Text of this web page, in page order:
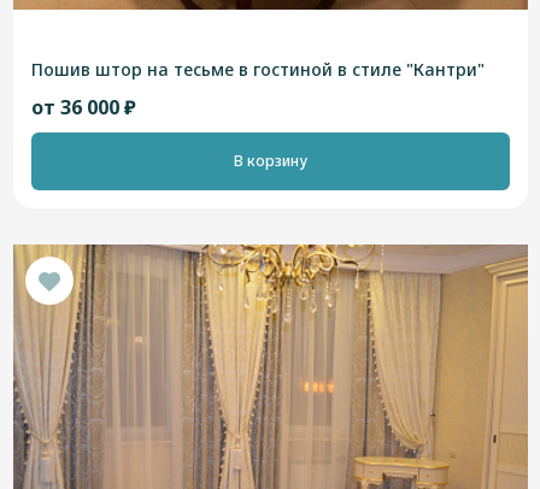
Пошив штор на тесьме в гостиной в стиле "Кантри"
от 36 000 ₽
В корзину